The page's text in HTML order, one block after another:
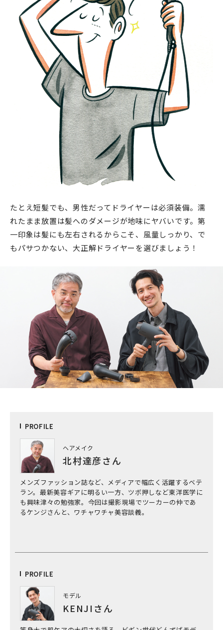
たとえ短髪でも、男性だってドライヤーは必須装備。濡
れたまま放置は髪へのダメージが地味にヤバいです。第
一印象は髪にも左右されるからこそ、風量しっかり、で
もパサつかない、大正解ドライヤーを選びましょう！
PROFILE
ヘアメイク
北村達彦さん
メンズファッション誌など、メディアで幅広く活躍するベテ
ラン。最新美容ギアに明るい一方、ツボ押しなど東洋医学に
も興味津々の勉強家。今回は撮影現場でツーカーの仲であ
るケンジさんと、ワチャワチャ美容談義。
PROFILE
モデル
KENJIさん